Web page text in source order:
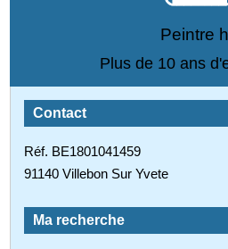
Peintre
Plus de 10 ans
Contact
Réf. BE1801041459
91140 Villebon Sur Yvete
Ma recherche